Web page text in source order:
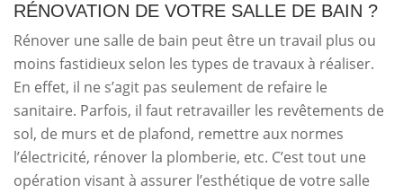
RÉNOVATION DE VOTRE SALLE DE BAIN ?
Rénover une salle de bain peut être un travail plus ou
moins fastidieux selon les types de travaux à réaliser.
En effet, il ne s’agit pas seulement de refaire le
sanitaire. Parfois, il faut retravailler les revêtements de
sol, de murs et de plafond, remettre aux normes
l’électricité, rénover la plomberie, etc. C’est tout une
opération visant à assurer l’esthétique de votre salle